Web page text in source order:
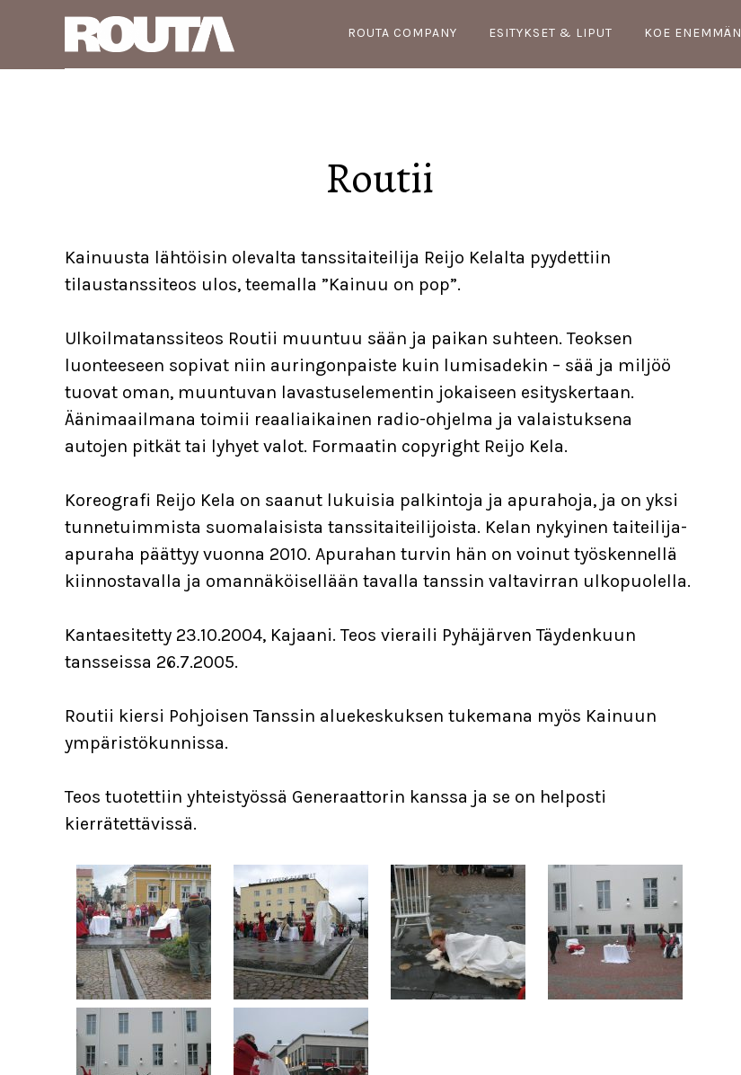
main
primary
footer
ROUTA COMPANY ESITYKSET & LIPUT KOE ENEMMÄN
Routii
Kainuusta lähtöisin olevalta tanssitaiteilija Reijo Kelalta pyydettiin
tilaustanssiteos ulos, teemalla ”Kainuu on pop”.
Ulkoilmatanssiteos Routii muuntuu sään ja paikan suhteen. Teoksen
luonteeseen sopivat niin auringonpaiste kuin lumisadekin – sää ja miljöö
tuovat oman, muuntuvan lavastuselementin jokaiseen esityskertaan.
Äänimaailmana toimii reaaliaikainen radio-ohjelma ja valaistuksena
autojen pitkät tai lyhyet valot. Formaatin copyright Reijo Kela.
Koreografi Reijo Kela on saanut lukuisia palkintoja ja apurahoja, ja on yksi
tunnetuimmista suomalaisista tanssitaiteilijoista. Kelan nykyinen taiteilija-
apuraha päättyy vuonna 2010. Apurahan turvin hän on voinut työskennellä
kiinnostavalla ja omannäköisellään tavalla tanssin valtavirran ulkopuolella.
Kantaesitetty 23.10.2004, Kajaani. Teos vieraili Pyhäjärven Täydenkuun
tansseissa 26.7.2005.
Routii kiersi Pohjoisen Tanssin aluekeskuksen tukemana myös Kainuun
ympäristökunnissa.
Teos tuotettiin yhteistyössä Generaattorin kanssa ja se on helposti
kierrätettävissä.